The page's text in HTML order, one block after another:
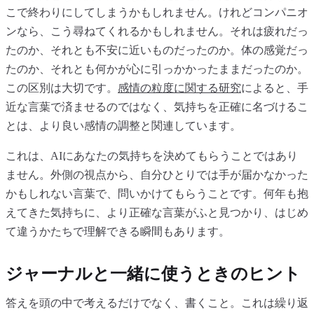
こで終わりにしてしまうかもしれません。けれどコンパニオ
ンなら、こう尋ねてくれるかもしれません。それは疲れだっ
たのか、それとも不安に近いものだったのか。体の感覚だっ
たのか、それとも何かが心に引っかかったままだったのか。
この区別は大切です。 感情の粒度に関する研究によると、手
近な言葉で済ませるのではなく、気持ちを正確に名づけるこ
とは、より良い感情の調整と関連しています。
これは、AIにあなたの気持ちを決めてもらうことではあり
ません。外側の視点から、自分ひとりでは手が届かなかった
かもしれない言葉で、問いかけてもらうことです。何年も抱
えてきた気持ちに、より正確な言葉がふと見つかり、はじめ
て違うかたちで理解できる瞬間もあります。
ジャーナルと一緒に使うときのヒント
答えを頭の中で考えるだけでなく、書くこと。これは繰り返